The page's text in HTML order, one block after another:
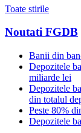
Toate stirile
Noutati FGDB
Banii din
Depozitele
miliarde lei
Depozitele
din totalul
Peste 80%
Depozitele